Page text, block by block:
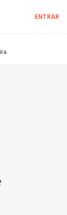
ENTRAR